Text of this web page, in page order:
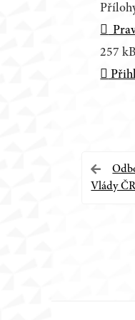
257 kB
Vlády